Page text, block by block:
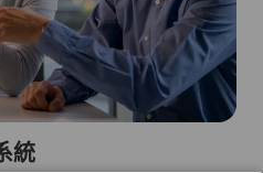
統